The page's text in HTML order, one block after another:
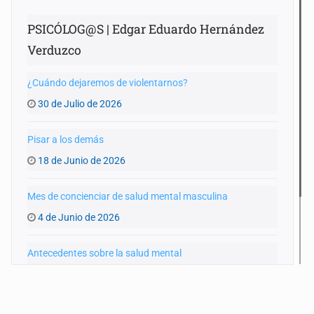
PSICÓLOG@S | Edgar Eduardo Hernández
Verduzco
¿Cuándo dejaremos de violentarnos?
30 de Julio de 2026
Pisar a los demás
18 de Junio de 2026
Mes de concienciar de salud mental masculina
4 de Junio de 2026
Antecedentes sobre la salud mental